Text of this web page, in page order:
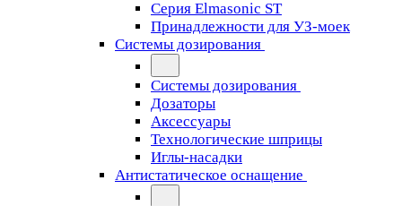
Серия Elmasonic ST
Принадлежности для УЗ-моек
Системы дозирования
Системы дозирования
Дозаторы
Аксессуары
Технологические шприцы
Иглы-насадки
Антистатическое оснащение